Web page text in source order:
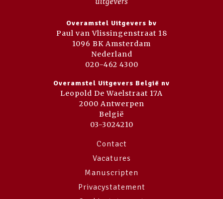
Overamstel Uitgevers bv
Paul van Vlissingenstraat 18
1096 BK Amsterdam
Nederland
020-462 4300
Overamstel Uitgevers België nv
Leopold De Waelstraat 17A
2000 Antwerpen
België
03-3024210
Contact
Vacatures
Manuscripten
Privacystatement